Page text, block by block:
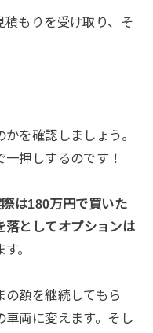
積もりを受け取り、そ
を確認しましょう。
押しするのです！
際は180万円で買いた
落としてオプションは
。
額を継続してもら
車両に変えます。そし